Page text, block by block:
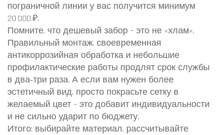
пограничной линии у вас получится минимум
20 000 ₽.
Помните, что дешевый забор – это не «хлам».
Правильный монтаж, своевременная
антикоррозийная обработка и небольшие
профилактические работы продлят срок службы
в два‑три раза. А если вам нужен более
эстетичный вид, просто покрасьте сетку в
желаемый цвет – это добавит индивидуальности
и не сильно ударит по бюджету.
Итого: выбирайте материал, рассчитывайте